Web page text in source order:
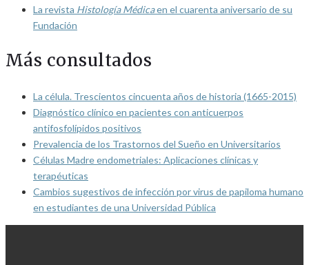
La revista Histología Médicaen el cuarenta aniversario de su
Fundación
Más consultados
La célula. Trescientos cincuenta años de historia (1665-2015)
Diagnóstico clínico en pacientes con anticuerpos
antifosfolípidos positivos
Prevalencia de los Trastornos del Sueño en Universitarios
Células Madre endometriales: Aplicaciones clínicas y
terapéuticas
Cambios sugestivos de infección por virus de papiloma humano
en estudiantes de una Universidad Pública